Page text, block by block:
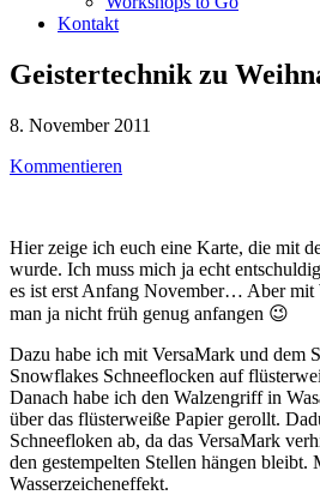
Kontakt
Geistertechnik zu
8. November 2011
Kommentieren
Hier zeige ich euch eine Karte, die mit
wurde. Ich muss mich ja echt
es ist erst Anfang November… Aber mit
man ja nicht früh genug anfangen 😉
Dazu habe ich mit VersaMark und dem
Snowflakes Schneeflocken auf
Danach habe ich den Walzengriff in
über das flüsterweiße Papier gerollt.
Schneefloken ab, da das VersaMark
den gestempelten Stellen hängen bleibt.
Wasserzeicheneffekt.